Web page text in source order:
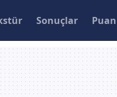
Sonuçlar